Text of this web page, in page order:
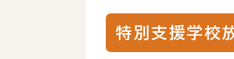
特別支援学校